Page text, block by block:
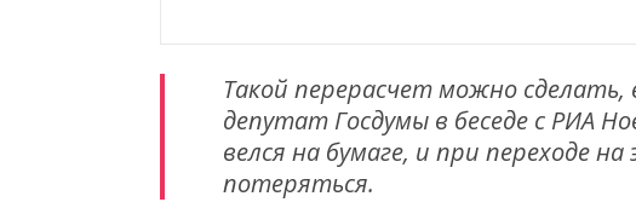
Такой перерасчет можно
депутат Госдумы в беседе с РИА
велся на бумаге, и при переходе
потеряться.